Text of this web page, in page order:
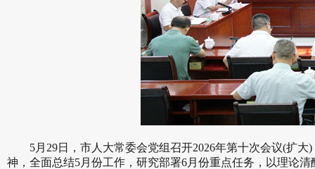
5月29日，市人大常委会党组召开2026年第十次会议(扩大)
神，全面总结5月份工作，研究部署6月份重点任务，以理论